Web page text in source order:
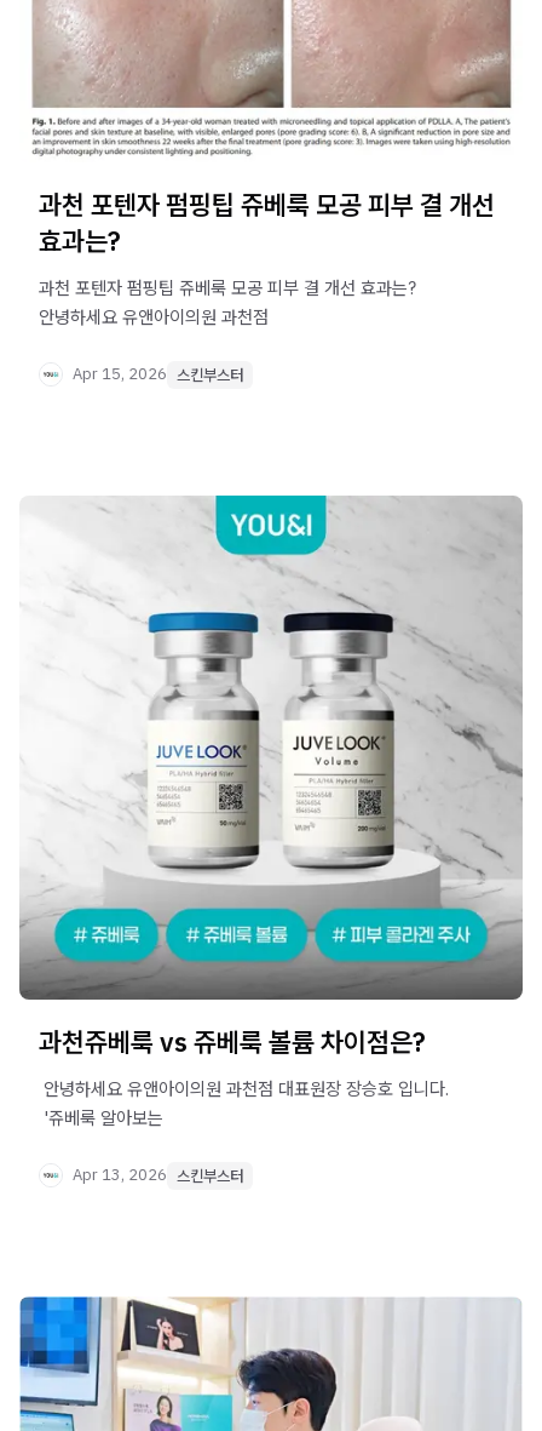
과천 포텐자 펌핑팁 쥬베룩 모공 피부 결 개선
효과는?
과천 포텐자 펌핑팁 쥬베룩 모공 피부 결 개선 효과는? ​
안녕하세요 유앤아이의원 과천점
Apr 15, 2026 스킨부스터
과천쥬베룩 vs 쥬베룩 볼륨 차이점은?
​ 안녕하세요 유앤아이의원 과천점 대표원장 장승호 입니다. ​ ​ ​
​ '쥬베룩 알아보는
Apr 13, 2026 스킨부스터